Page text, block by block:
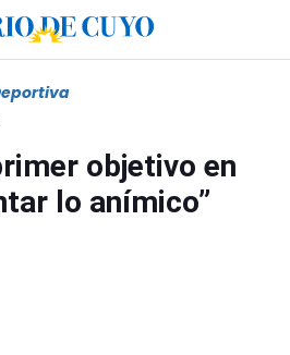
objetivo en
lo anímico”